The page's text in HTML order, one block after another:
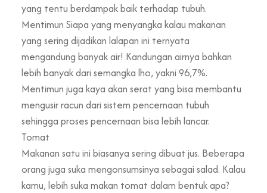
yang tentu berdampak baik terhadap tubuh.
Mentimun Siapa yang menyangka kalau makanan
yang sering dijadikan lalapan ini ternyata
mengandung banyak air! Kandungan airnya bahkan
lebih banyak dari semangka lho, yakni 96,7%.
Mentimun juga kaya akan serat yang bisa membantu
mengusir racun dari sistem pencernaan tubuh
sehingga proses pencernaan bisa lebih lancar.
Tomat
Makanan satu ini biasanya sering dibuat jus. Beberapa
orang juga suka mengonsumsinya sebagai salad. Kalau
kamu, lebih suka makan tomat dalam bentuk apa?